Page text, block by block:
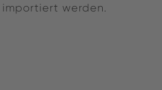
werden.